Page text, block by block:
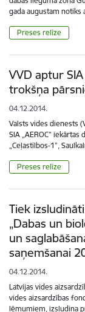
gada augustam
Preses relīze
VVD aptur
trokšņa
04.12.2014.
Valsts vides dienests
SIA „AEROC”
„Ceļastilbos-1”,
Preses relīze
Tiek
„Dabas un
un
saņemšanai
04.12.2014.
Latvijas vides
vides aizsardzības
lēmumiem, izsludina